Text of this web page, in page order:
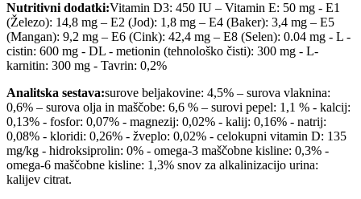
Nutritivni dodatki:Vitamin D3: 450 IU – Vitamin E: 50 mg - E1
(Železo): 14,8 mg – E2 (Jod): 1,8 mg – E4 (Baker): 3,4 mg – E5
(Mangan): 9,2 mg – E6 (Cink): 42,4 mg – E8 (Selen): 0.04 mg - L -
cistin: 600 mg - DL - metionin (tehnološko čisti): 300 mg - L-
karnitin: 300 mg - Tavrin: 0,2%
Analitska sestava:surove beljakovine: 4,5% – surova vlaknina:
0,6% – surova olja in maščobe: 6,6 % – surovi pepel: 1,1 % - kalcij:
0,13% - fosfor: 0,07% - magnezij: 0,02% - kalij: 0,16% - natrij:
0,08% - kloridi: 0,26% - žveplo: 0,02% - celokupni vitamin D: 135
mg/kg - hidroksiprolin: 0% - omega-3 maščobne kisline: 0,3% -
omega-6 maščobne kisline: 1,3% snov za alkalinizacijo urina:
kalijev citrat.